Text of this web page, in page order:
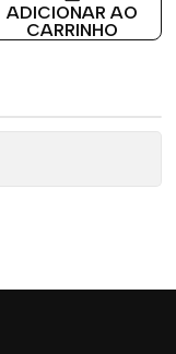
ADICIONAR AO
CARRINHO